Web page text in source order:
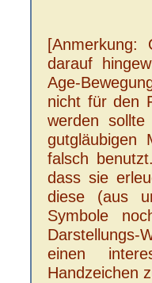
darauf
Age-
nicht für den
werden
gutgläubigen
falsch
dass sie
diese (aus
Symbole
einen
Handzeichen